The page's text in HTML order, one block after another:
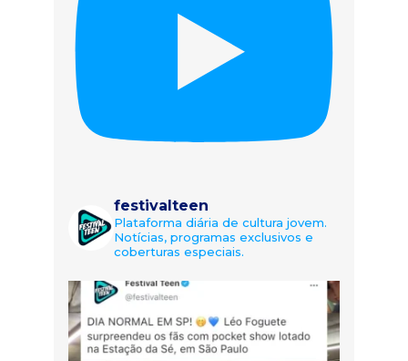
festivalteen
Plataforma diária de cultura jovem.
Notícias, programas exclusivos e
coberturas especiais.